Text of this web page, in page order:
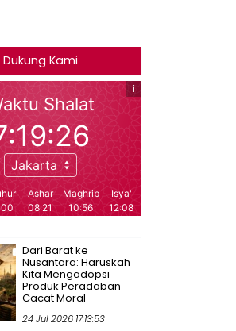
Dukung Kami
Dari Barat ke
Nusantara: Haruskah
Kita Mengadopsi
Produk Peradaban
Cacat Moral
24 Jul 2026 17:13:53